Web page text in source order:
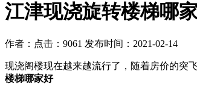
江津现浇旋转楼梯哪
作者： 点击：9061 发布时间：2021-02-14
现浇阁楼现在越来越流行了，随着房价的突
楼梯哪家好